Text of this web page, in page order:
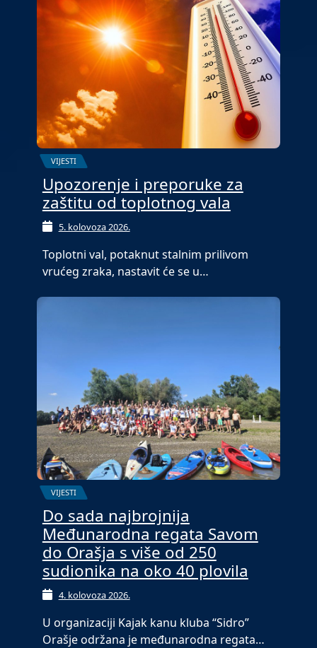
VIJESTI
Upozorenje i preporuke za
zaštitu od toplotnog vala
5. kolovoza 2026.
Toplotni val, potaknut stalnim prilivom
vrućeg zraka, nastavit će se u…
VIJESTI
Do sada najbrojnija
Međunarodna regata Savom
do Orašja s više od 250
sudionika na oko 40 plovila
4. kolovoza 2026.
U organizaciji Kajak kanu kluba “Sidro”
Orašje održana je međunarodna regata…